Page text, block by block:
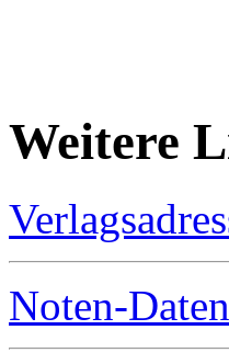
Weitere
Noten-